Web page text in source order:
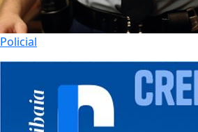
Policial